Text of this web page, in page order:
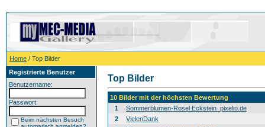
Home / Top Bilder
Registrierte Benutzer
Benutzername:
Passwort:
Beim nächsten Besuch
Top Bilder
10 Bilder mit der höchsten Bewertung
1
Sommerblumen-Rosel Eckstein_pixelio.de
2
VielenDank